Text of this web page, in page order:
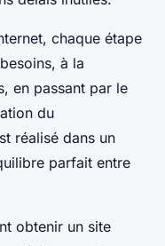
chaque étape
à la
en passant par le
du
réalisé dans un
parfait entre
obtenir un site